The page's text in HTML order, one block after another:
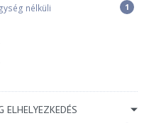
Design
1
nélküli 1
ELHELYEZKEDÉS